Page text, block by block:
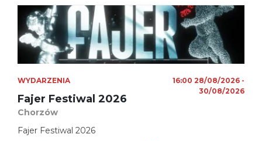
rzucie młotem z 2000 roku.
WYDARZENIA
16:00 28/08/2026 -
30/08/2026
Fajer Festiwal 2026
Chorzów
Fajer Festiwal 2026